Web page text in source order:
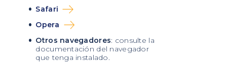
Safari
Opera
Otros navegadores: consulte la
documentación del navegador
que tenga instalado.